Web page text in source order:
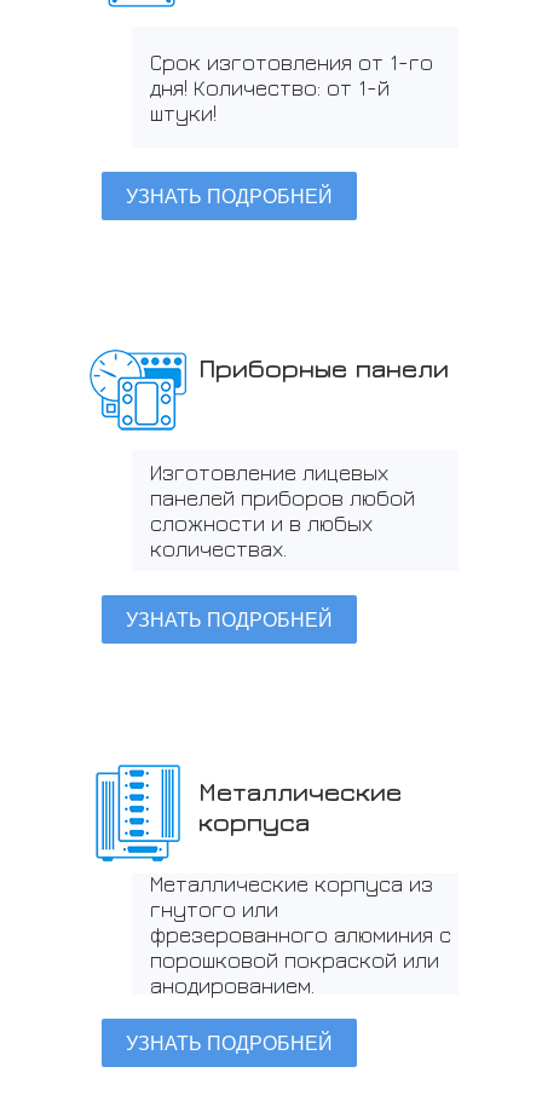
Срок изготовления от 1-го
дня! Количество: от 1-й
штуки!
УЗНАТЬ ПОДРОБНЕЙ
Приборные панели
Изготовление лицевых
панелей приборов любой
сложности и в любых
количествах.
УЗНАТЬ ПОДРОБНЕЙ
Металлические
корпуса
Металлические корпуса из
гнутого или
фрезерованного алюминия с
порошковой покраской или
анодированием.
УЗНАТЬ ПОДРОБНЕЙ